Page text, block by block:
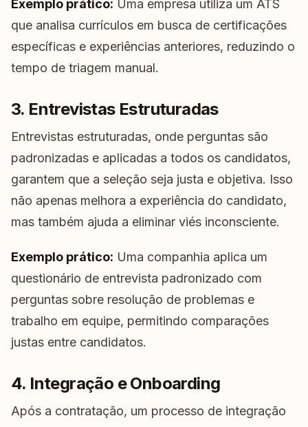
Exemplo prático: Uma empresa utiliza um ATS
que analisa currículos em busca de certificações
específicas e experiências anteriores, reduzindo o
tempo de triagem manual.
3. Entrevistas Estruturadas
Entrevistas estruturadas, onde perguntas são
padronizadas e aplicadas a todos os candidatos,
garantem que a seleção seja justa e objetiva. Isso
não apenas melhora a experiência do candidato,
mas também ajuda a eliminar viés inconsciente.
Exemplo prático: Uma companhia aplica um
questionário de entrevista padronizado com
perguntas sobre resolução de problemas e
trabalho em equipe, permitindo comparações
justas entre candidatos.
4. Integração e Onboarding
Após a contratação, um processo de integração